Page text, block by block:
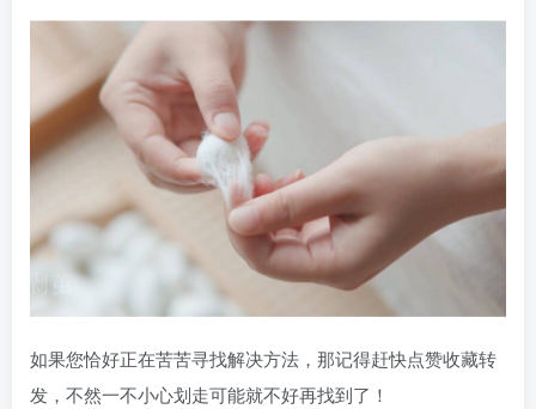
如果您恰好正在苦苦寻找解决方法，那记得赶快点赞收藏转
发，不然一不小心划走可能就不好再找到了！